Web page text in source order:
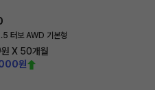
터보 AWD 기본형
원 X 50개월
원